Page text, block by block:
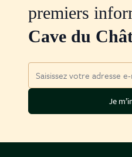
premiers
Cave du
Je